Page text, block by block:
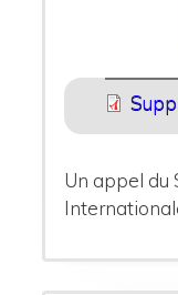
Un appel du